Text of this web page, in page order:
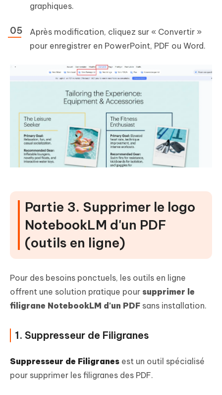
graphiques.
Après modification, cliquez sur « Convertir »
pour enregistrer en PowerPoint, PDF ou Word.
Partie 3. Supprimer le logo
NotebookLM d'un PDF
(outils en ligne)
Pour des besoins ponctuels, les outils en ligne
offrent une solution pratique pour supprimer le
filigrane NotebookLM d'un PDF sans installation.
1. Suppresseur de Filigranes
Suppresseur de Filigranes est un outil spécialisé
pour supprimer les filigranes des PDF.